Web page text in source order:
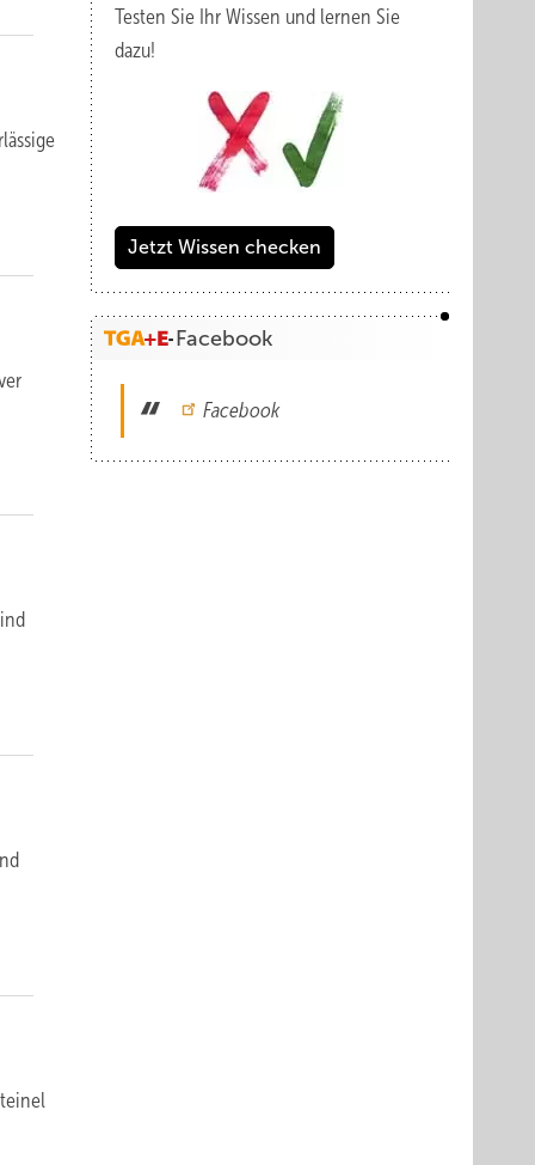
Testen Sie Ihr Wissen und lernen Sie
dazu!
Jetzt Wissen checken
Facebook
Facebook